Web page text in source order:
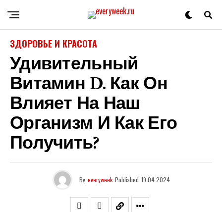
ЗДОРОВЬЕ И КРАСОТА
Удивительный
Витамин D. Как Он
Влияет На Наш
Организм И Как Его
Получить?
By everyweek Published 19.04.2024